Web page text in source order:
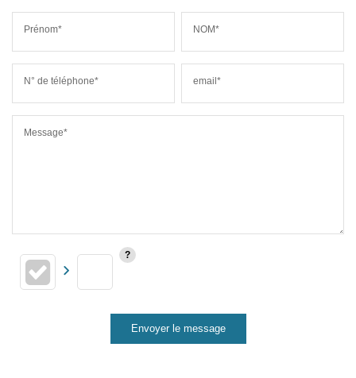
Prénom* NOM*
N° de téléphone* email*
Message*
Envoyer le message